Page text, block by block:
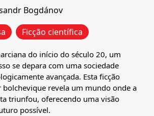
Bogdánov
Ficção científica
do início do século 20, um
se depara com uma sociedade
avançada. Esta ficção
revela um mundo onde a
triunfou, oferecendo uma visão
possível.